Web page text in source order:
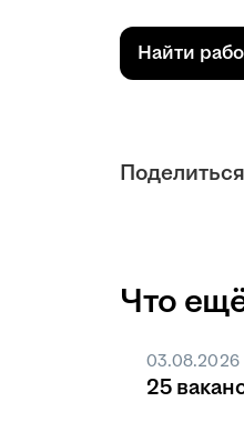
Найти
Что
03.08.2026
25